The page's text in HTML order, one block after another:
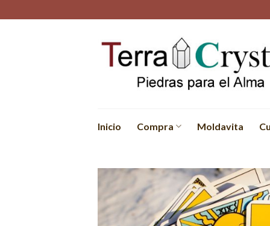
to
Inicio Compra Moldavita